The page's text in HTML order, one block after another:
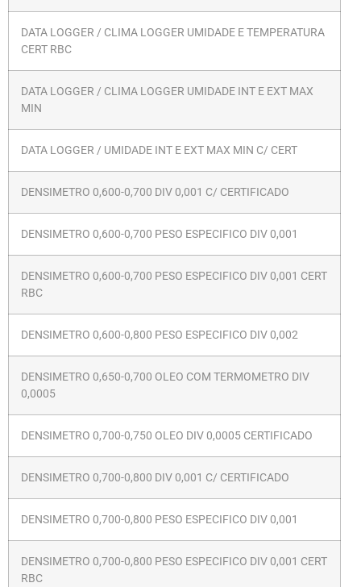
DATA LOGGER / CLIMA LOGGER UMIDADE E TEMPERATURA
CERT RBC
DATA LOGGER / CLIMA LOGGER UMIDADE INT E EXT MAX
MIN
DATA LOGGER / UMIDADE INT E EXT MAX MIN C/ CERT
DENSIMETRO 0,600-0,700 DIV 0,001 C/ CERTIFICADO
DENSIMETRO 0,600-0,700 PESO ESPECIFICO DIV 0,001
DENSIMETRO 0,600-0,700 PESO ESPECIFICO DIV 0,001 CERT
RBC
DENSIMETRO 0,600-0,800 PESO ESPECIFICO DIV 0,002
DENSIMETRO 0,650-0,700 OLEO COM TERMOMETRO DIV
0,0005
DENSIMETRO 0,700-0,750 OLEO DIV 0,0005 CERTIFICADO
DENSIMETRO 0,700-0,800 DIV 0,001 C/ CERTIFICADO
DENSIMETRO 0,700-0,800 PESO ESPECIFICO DIV 0,001
DENSIMETRO 0,700-0,800 PESO ESPECIFICO DIV 0,001 CERT
RBC